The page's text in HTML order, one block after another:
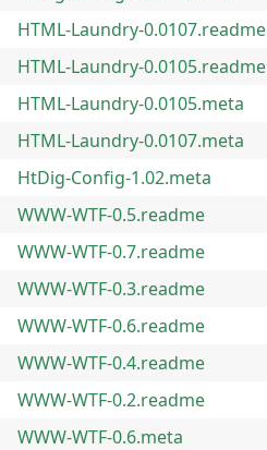
HTML-Laundry-0.0107.readme
HTML-Laundry-0.0105.readme
HTML-Laundry-0.0105.meta
HTML-Laundry-0.0107.meta
HtDig-Config-1.02.meta
WWW-WTF-0.5.readme
WWW-WTF-0.7.readme
WWW-WTF-0.3.readme
WWW-WTF-0.6.readme
WWW-WTF-0.4.readme
WWW-WTF-0.2.readme
WWW-WTF-0.6.meta